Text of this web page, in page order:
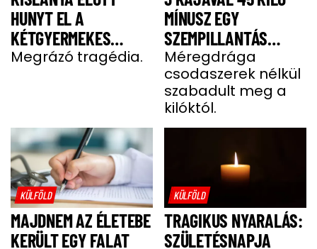
HUNYT EL A
KÉTGYERMEKES
DONATELLA
Megrázó tragédia.
MÍNUSZ EGY
SZEMPILLANTÁS
ALATT
Méregdrága
csodaszerek nélkül
szabadult meg a
kilóktól.
KÜLFÖLD
MAJDNEM AZ ÉLETEBE
KERÜLT EGY FALAT
KÜLFÖLD
TRAGIKUS NYARALÁS:
SZÜLETÉSNAPJA